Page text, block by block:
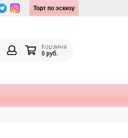
Торт по эскизу
Корзина
0 руб.